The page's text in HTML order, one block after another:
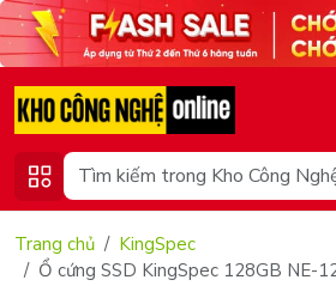
Trang chủ
KingSpec
Ổ cứng SSD KingSpec 128GB NE-